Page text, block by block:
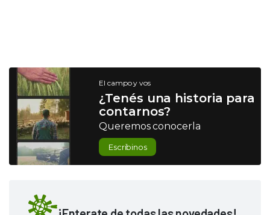
El campo y vos
¿Tenés una historia para
contarnos?
Queremos conocerla
Escribinos